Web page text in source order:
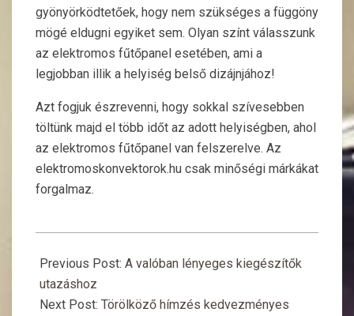
gyönyörködtetőek, hogy nem szükséges a függöny
mögé eldugni egyiket sem. Olyan színt válasszunk
az elektromos fűtőpanel esetében, ami a
legjobban illik a helyiség belső dizájnjához!
Azt fogjuk észrevenni, hogy sokkal szívesebben
töltünk majd el több időt az adott helyiségben, ahol
az elektromos fűtőpanel van felszerelve. Az
elektromoskonvektorok.hu csak minőségi márkákat
forgalmaz.
03-
30
Previous Post: A valóban lényeges kiegészítők
utazáshoz
Next Post: Törölköző hímzés kedvezményes